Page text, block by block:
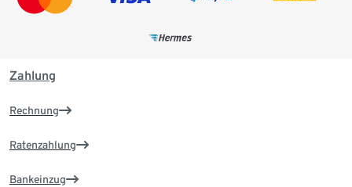
Zahlung
Rechnung
Ratenzahlung
Bankeinzug